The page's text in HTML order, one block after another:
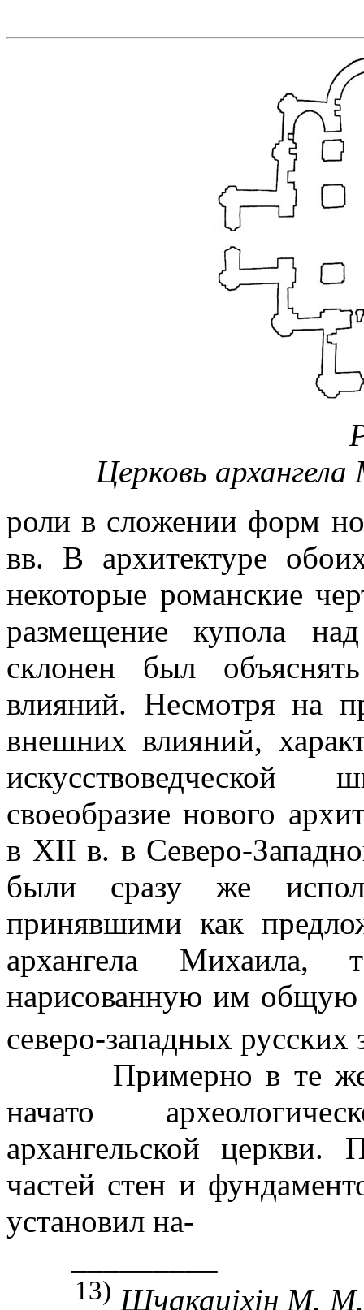
Церковь
роли в сложении форм
вв. В архитектуре
некоторые романские
размещение купола
склонен был
влияний. Несмотря на
внешних влияний,
своеобразие нового
в XII в. в Северо-
были сразу же
принявшими как
архангела
нарисованную им общую
северо-западных
Примерно в те же
начато
архангельской
частей стен и
установил на-
13) Шчакацiхiн М. М.